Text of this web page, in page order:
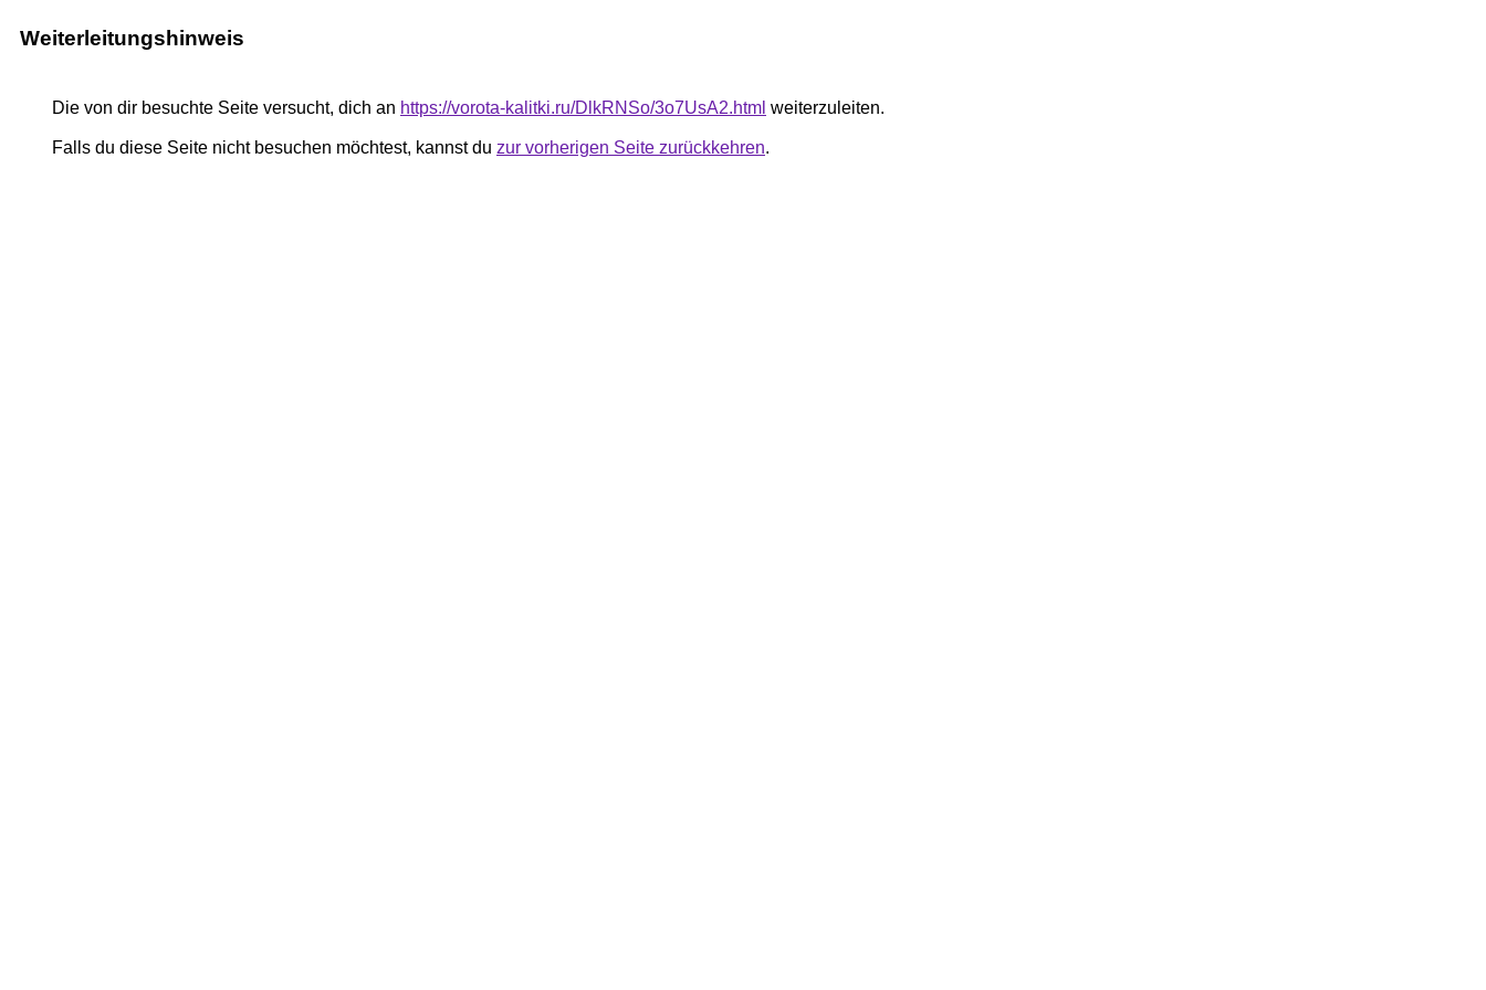
Weiterleitungshinweis
Die von dir besuchte Seite versucht, dich an https://vorota-kalitki.ru/DlkRNSo/3o7UsA2.html weiterzuleiten.
Falls du diese Seite nicht besuchen möchtest, kannst du zur vorherigen Seite zurückkehren.